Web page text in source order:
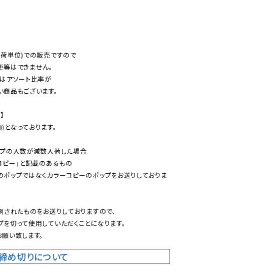
単位)での販売ですので
はできません。
アソート比率が
品もございます。
なっております。
プの入数が減数入荷した場合
ー」と記載のあるもの
ップではなくカラーコピーのポップをお送りしておりま
されたものをお送りしておりますので、
切って使用していただくことになります。
い致します。
め切りについて